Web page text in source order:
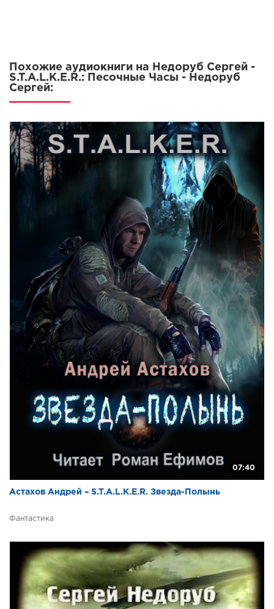
Похожие аудиокниги на Недоруб Сергей -
S.T.A.L.K.E.R.: Песочные Часы - Недоруб
Сергей:
07:40
Астахов Андрей – S.T.A.L.K.E.R. Звезда-Полынь
Фантастика